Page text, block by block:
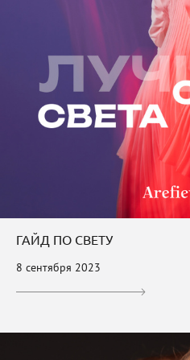
ГАЙД ПО СВЕТУ
8 сентября 2023